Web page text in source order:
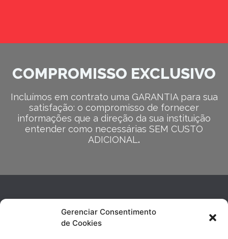
Gerenciar Consentimento
de Cookies
COMPROMISSO EXCLUSIVO
Incluímos em contrato uma GARANTIA para sua
satisfação: o compromisso de fornecer
informações que a direção da sua instituição
entender como necessárias SEM CUSTO
ADICIONAL .